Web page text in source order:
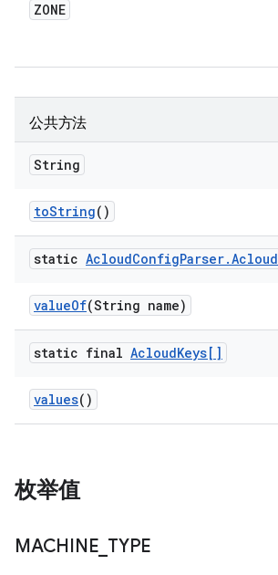
ZONE
公共方法
String
toString()
static AcloudConfigParser.Acloud
valueOf(String name)
static final AcloudKeys[]
values()
枚举值
MACHINE TYPE